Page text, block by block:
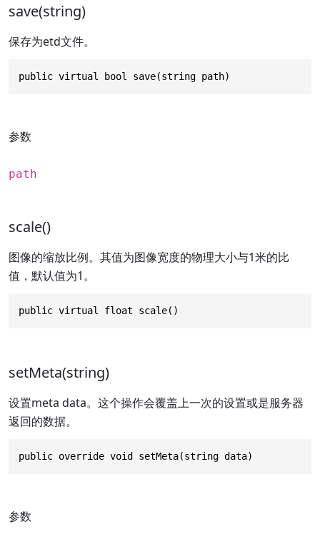
save(string)
保存为etd文件。
public virtual bool save(string path)
参数
path
scale()
图像的缩放比例。其值为图像宽度的物理大小与1米的比
值，默认值为1。
public virtual float scale()
setMeta(string)
设置meta data。这个操作会覆盖上一次的设置或是服务器
返回的数据。
public override void setMeta(string data)
参数